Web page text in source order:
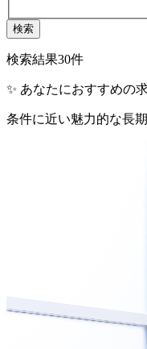
検索
検索結果30件
✨ あなたにおすすめの
条件に近い魅力的な長